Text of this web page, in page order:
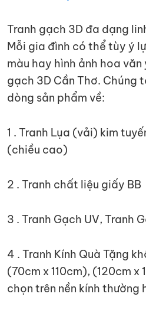
Tranh gạch 3D đa dạng
Mỗi gia đình có thể tùy ý
màu hay hình ảnh hoa
gạch 3D Cần Thơ. Chúng
dòng sản phẩm về:
1 . Tranh Lụa (vải) kim
(chiều cao)
2 . Tranh chất liệu giấy BB
3 . Tranh Gạch UV, Tranh
4 . Tranh Kính Quà Tặng
(70cm x 110cm), (120cm x
chọn trên nền kính thường